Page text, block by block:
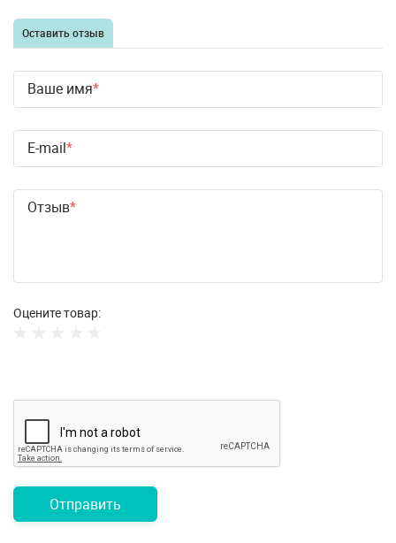
Оставить отзыв
Ваше имя
E-mail
Отзыв
Оцените товар:
Отправить